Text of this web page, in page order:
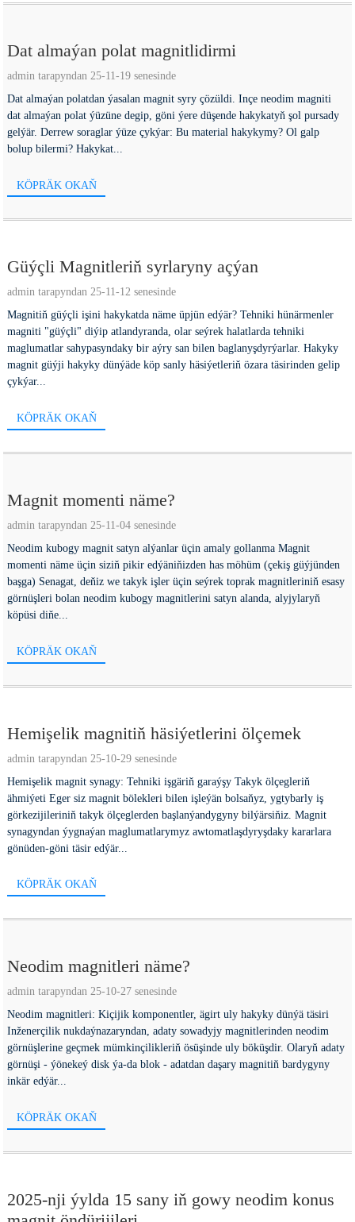
Dat almaýan polat magnitlidirmi
admin tarapyndan 25-11-19 senesinde
Dat almaýan polatdan ýasalan magnit syry çözüldi. Inçe neodim magniti
dat almaýan polat ýüzüne degip, göni ýere düşende hakykatyň şol pursady
gelýär. Derrew soraglar ýüze çykýar: Bu material hakykymy? Ol galp
bolup bilermi? Hakykat...
KÖPRÄK OKAŇ
Güýçli Magnitleriň syrlaryny açýan
admin tarapyndan 25-11-12 senesinde
Magnitiň güýçli işini hakykatda näme üpjün edýär? Tehniki hünärmenler
magniti "güýçli" diýip atlandyranda, olar seýrek halatlarda tehniki
maglumatlar sahypasyndaky bir aýry san bilen baglanyşdyrýarlar. Hakyky
magnit güýji hakyky dünýäde köp sanly häsiýetleriň özara täsirinden gelip
çykýar...
KÖPRÄK OKAŇ
Magnit momenti näme?
admin tarapyndan 25-11-04 senesinde
Neodim kubogy magnit satyn alýanlar üçin amaly gollanma Magnit
momenti näme üçin siziň pikir edýäniňizden has möhüm (çekiş güýjünden
başga) Senagat, deňiz we takyk işler üçin seýrek toprak magnitleriniň esasy
görnüşleri bolan neodim kubogy magnitlerini satyn alanda, alyjylaryň
köpüsi diňe...
KÖPRÄK OKAŇ
Hemişelik magnitiň häsiýetlerini ölçemek
admin tarapyndan 25-10-29 senesinde
Hemişelik magnit synagy: Tehniki işgäriň garaýşy Takyk ölçegleriň
ähmiýeti Eger siz magnit bölekleri bilen işleýän bolsaňyz, ygtybarly iş
görkezijileriniň takyk ölçeglerden başlanýandygyny bilýärsiňiz. Magnit
synagyndan ýygnaýan maglumatlarymyz awtomatlaşdyryşdaky kararlara
gönüden-göni täsir edýär...
KÖPRÄK OKAŇ
Neodim magnitleri näme?
admin tarapyndan 25-10-27 senesinde
Neodim magnitleri: Kiçijik komponentler, ägirt uly hakyky dünýä täsiri
Inženerçilik nukdaýnazaryndan, adaty sowadyjy magnitlerinden neodim
görnüşlerine geçmek mümkinçilikleriň ösüşinde uly böküşdir. Olaryň adaty
görnüşi - ýönekeý disk ýa-da blok - adatdan daşary magnitiň bardygyny
inkär edýär...
KÖPRÄK OKAŇ
2025-nji ýylda 15 sany iň gowy neodim konus